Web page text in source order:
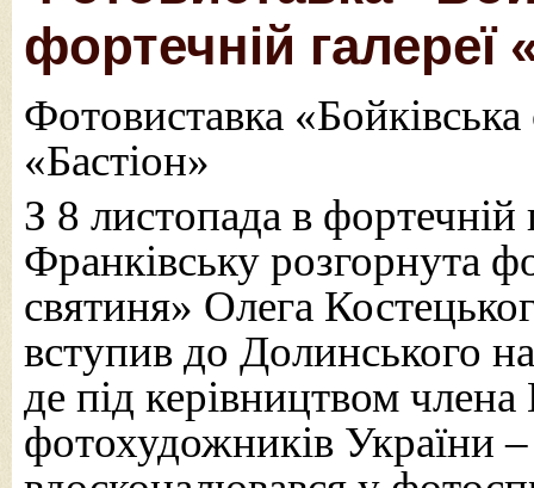
фортечній галереї
Фотовиставка
«Бастіон»
З 8 листопада в фортечній
Франківську розгорнута
святиня» Олега
вступив до Долинського
де під керівництвом члена
фотохудожників України